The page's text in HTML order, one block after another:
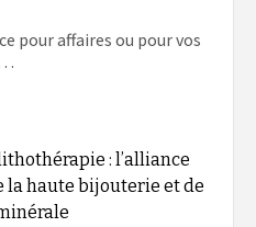
pour affaires ou pour vos
: l’alliance
la haute bijouterie et de